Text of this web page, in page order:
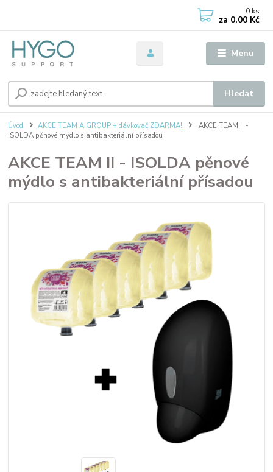
Menu
Hledat
0 ks
za 0,00 Kč
Úvod AKCE TEAM A GROUP + dávkovač ZDARMA!
AKCE TEAM II -
ISOLDA pěnové mýdlo s antibakteriální přísadou
AKCE TEAM II - ISOLDA pěnové
mýdlo s antibakteriální přísadou